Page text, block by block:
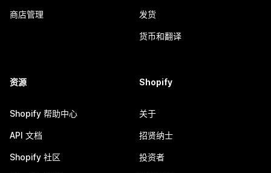
商店管理 发货
货币和翻译
资源
Shopify 帮助中心
API 文档
Shopify 社区
Shopify
关于
招贤纳士
投资者